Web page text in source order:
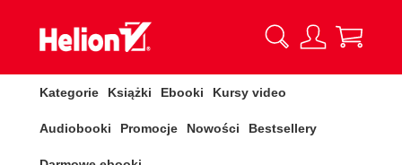
Kategorie Książki Ebooki Kursy video
Audiobooki Promocje Nowości Bestsellery